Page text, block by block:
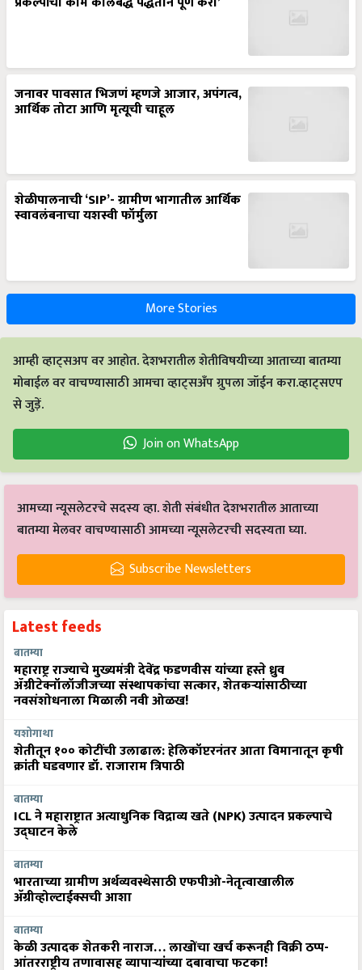
जनावर पावसात भिजणं म्हणजे आजार, अपंगत्व,
आर्थिक तोटा आणि मृत्यूची चाहूल
शेळीपालनाची ‘SIP’- ग्रामीण भागातील आर्थिक
स्वावलंबनाचा यशस्वी फॉर्मुला
More Stories
आम्ही व्हाट्सअप वर आहोत. देशभरातील शेतीविषयीच्या आताच्या बातम्या
मोबाईल वर वाचण्यासाठी आमचा व्हाट्सअँप ग्रुपला जॉईन करा.व्हाट्सएप
से जुड़ें.
Join on WhatsApp
आमच्या न्यूसलेटरचे सदस्य व्हा. शेती संबंधीत देशभरातील आताच्या
बातम्या मेलवर वाचण्यासाठी आमच्या न्यूसलेटरची सदस्यता घ्या.
Subscribe Newsletters
Latest feeds
बातम्या
महाराष्ट्र राज्याचे मुख्यमंत्री देवेंद्र फडणवीस यांच्या हस्ते ध्रुव
ॲग्रीटेक्नॉलॉजीजच्या संस्थापकांचा सत्कार, शेतकऱ्यांसाठीच्या
नवसंशोधनाला मिळाली नवी ओळख!
शेतीतून १०० कोटींची उलाढाल: हेलिकॉप्टरनंतर आता विमानातून कृषी
क्रांती घडवणार डॉ. राजाराम त्रिपाठी
ICL ने महाराष्ट्रात अत्याधुनिक विद्राव्य खते (NPK) उत्पादन प्रकल्पाचे
उद्घाटन केले
बातम्या
भारताच्या ग्रामीण अर्थव्यवस्थेसाठी एफपीओ-नेतृत्वाखालील
अ‍ॅग्रीव्होल्टाईक्सची आशा
केळी उत्पादक शेतकरी नाराज… लाखोंचा खर्च करूनही विक्री ठप्प-
आंतरराष्ट्रीय तणावासह व्यापाऱ्यांच्या दबावाचा फटका!